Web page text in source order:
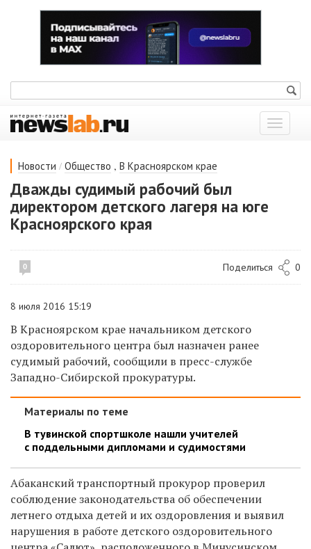
Показать
меню
Новости / Общество , В Красноярском крае
Дважды судимый рабочий был
директором детского лагеря на юге
Красноярского края
0 Поделиться 0
8 июля 2016 15:19
В Красноярском крае начальником детского
оздоровительного центра был назначен ранее
судимый рабочий, сообщили в пресс-службе
Западно-Сибирской прокуратуры.
Материалы по теме
В тувинской спортшколе нашли учителей
с поддельными дипломами и судимостями
Абаканский транспортный прокурор проверил
соблюдение законодательства об обеспечении
летнего отдыха детей и их оздоровления и выявил
нарушения в работе детского оздоровительного